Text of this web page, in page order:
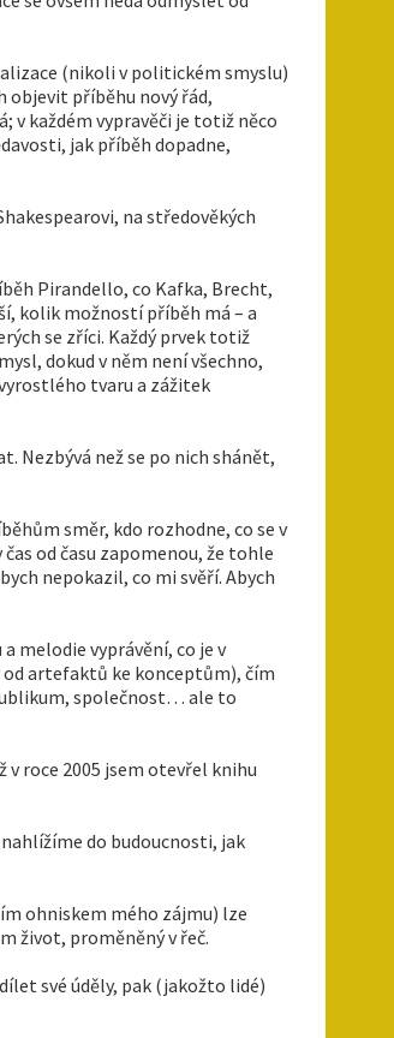
(nikoli v politickém smyslu)
objevit příběhu nový řád,
v každém vypravěči je totiž něco
jak příběh dopadne,
na středověkých
Pirandello, co Kafka, Brecht,
kolik možností příběh má – a
se zříci. Každý prvek totiž
dokud v něm není všechno,
tvaru a zážitek
Nezbývá než se po nich shánět,
směr, kdo rozhodne, co se v
od času zapomenou, že tohle
nepokazil, co mi svěří. Abych
melodie vyprávění, co je v
od artefaktů ke konceptům), čím
společnost… ale to
roce 2005 jsem otevřel knihu
do budoucnosti, jak
ohniskem mého zájmu) lze
život, proměněný v řeč.
své úděly, pak (jakožto lidé)